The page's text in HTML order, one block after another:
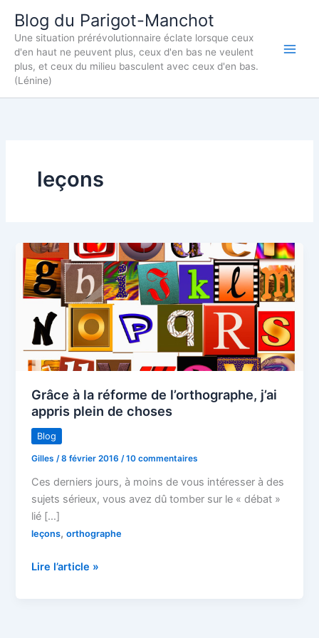
contenu
Blog du Parigot-Manchot
Une situation prérévolutionnaire éclate lorsque ceux
d'en haut ne peuvent plus, ceux d'en bas ne veulent
plus, et ceux du milieu basculent avec ceux d'en bas.
(Lénine)
leçons
Grâce à la réforme de l’orthographe, j’ai
appris plein de choses
Blog
Gilles/8 février 2016/10 commentaires
Ces derniers jours, à moins de vous intéresser à des
sujets sérieux, vous avez dû tomber sur le « débat »
lié […]
leçons,orthographe
Grâce
Lire l’article »